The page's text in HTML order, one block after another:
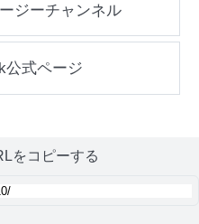
ジーチャンネル
公式ページ
をコピーする